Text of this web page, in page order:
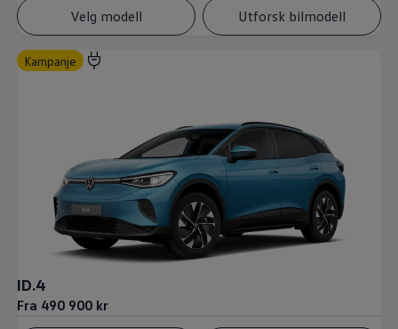
Velg modell Utforsk bilmodell
Kampanje
ID.4
Fra 490 900 kr